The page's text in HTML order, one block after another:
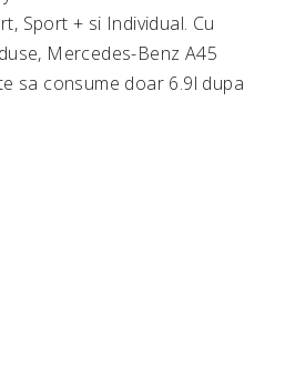
Sport + si Individual. Cu
Mercedes-Benz A45
sa consume doar 6.9l dupa